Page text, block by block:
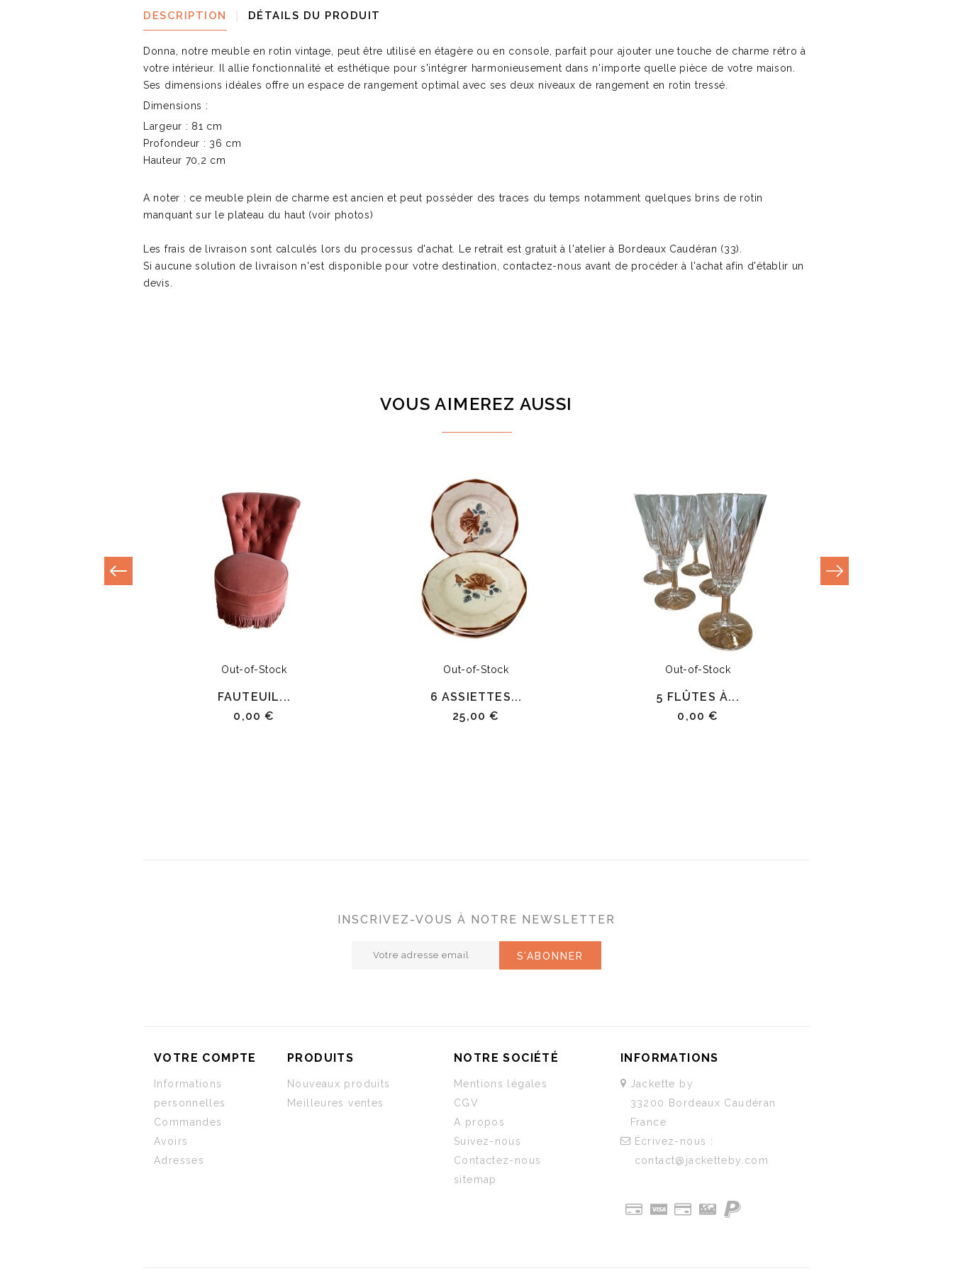
DESCRIPTION DÉTAILS DU PRODUIT
Donna, notre meuble en rotin vintage, peut être utilisé en étagère ou en console, parfait pour ajouter une touche de charme rétro à
votre intérieur. Il allie fonctionnalité et esthétique pour s'intégrer harmonieusement dans n'importe quelle pièce de votre maison.
Ses dimensions idéales offre un espace de rangement optimal avec ses deux niveaux de rangement en rotin tressé.
Dimensions :
Largeur : 81 cm
Profondeur : 36 cm
Hauteur 70,2 cm
A noter : ce meuble plein de charme est ancien et peut posséder des traces du temps notamment quelques brins de rotin
manquant sur le plateau du haut (voir photos)
Les frais de livraison sont calculés lors du processus d'achat. Le retrait est gratuit à l'atelier à Bordeaux Caudéran (33).
Si aucune solution de livraison n'est disponible pour votre destination, contactez-nous avant de procéder à l'achat afin d'établir un
devis.
VOUS AIMEREZ AUSSI
Out-of-Stock
FAUTEUIL...
0,00 €
Out-of-Stock
6 ASSIETTES...
25,00 €
Out-of-Stock
5 FLÛTES À...
0,00 €
INSCRIVEZ-VOUS À NOTRE NEWSLETTER
VOTRE COMPTE
Informations
personnelles
Commandes
Avoirs
Adresses
PRODUITS
Nouveaux produits
Meilleures ventes
NOTRE SOCIÉTÉ
Mentions légales
CGV
A propos
Suivez-nous
Contactez-nous
sitemap
INFORMATIONS
Jackette by
33200 Bordeaux Caudéran
France
Écrivez-nous :
contact@jacketteby.com